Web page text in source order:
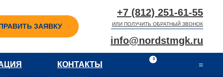
=
+7 (812) 251-61-55
info@nordstmgk.ru
КОНТАКТЫ
КОНТАКТЫ
ИЛИ ПОЛУЧИТЬ ОБРАТНЫЙ ЗВОНОК
ЗАЯВКУ
0